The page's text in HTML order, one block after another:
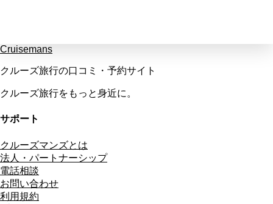
Cruisemans
クルーズ旅行の口コミ・予約サイト
クルーズ旅行をもっと身近に。
サポート
クルーズマンズとは
法人・パートナーシップ
電話相談
お問い合わせ
利用規約